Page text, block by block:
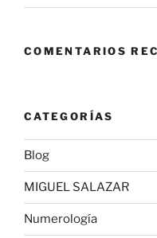
COMENTARIOS
CATEGORÍAS
Blog
MIGUEL SALAZAR
Numerología